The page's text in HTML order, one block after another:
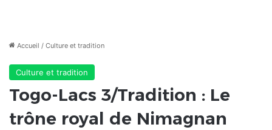
Accueil / Culture et tradition
Culture et tradition
Togo-Lacs 3/Tradition : Le
trône royal de Nimagnan